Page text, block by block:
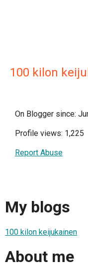
100 kilon
On Blogger since:
Profile views: 1,225
Report Abuse
My blogs
100 kilon keijukainen
About me